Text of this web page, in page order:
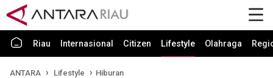
Riau Internasional Citizen Lifestyle Olahraga
ANTARA Lifestyle Hiburan